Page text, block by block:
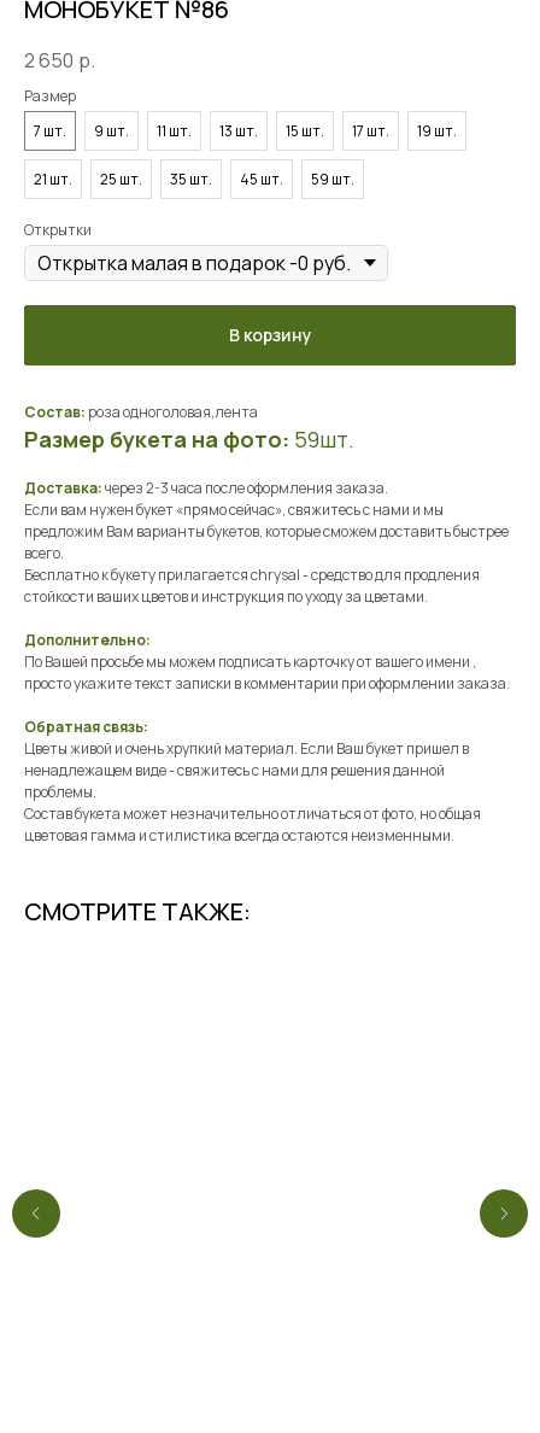
МОНОБУКЕТ №86
2 650 р.
Размер
7 шт.
9 шт. 11 шт. 13 шт. 15 шт. 17 шт. 19 шт.
21 шт. 25 шт. 35 шт. 45 шт. 59 шт.
Открытки
В корзину
Состав: роза одноголовая,лента
Размер букета на фото: 59шт.
Доставка:через 2-3 часа после оформления заказа.
Если вам нужен букет «прямо сейчас», свяжитесь с нами и мы
предложим Вам варианты букетов, которые сможем доставить быстрее
всего.
Бесплатно к букету прилагается chrysal - средство для продления
стойкости ваших цветов и инструкция по уходу за цветами.
Дополнительно:
По Вашей просьбе мы можем подписать карточку от вашего имени ,
просто укажите текст записки в комментарии при оформлении заказа.
Обратная связь:
Цветы живой и очень хрупкий материал. Если Ваш букет пришел в
ненадлежащем виде - свяжитесь с нами для решения данной
проблемы.
Состав букета может незначительно отличаться от фото, но общая
цветовая гамма и стилистика всегда остаются неизменными.
СМОТРИТЕ ТАКЖЕ: